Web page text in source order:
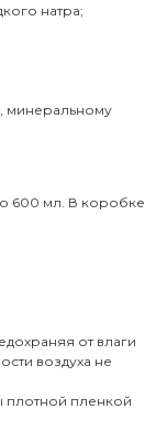
натра;
минеральному
600 мл. В коробке
от влаги
воздуха не
плотной пленкой